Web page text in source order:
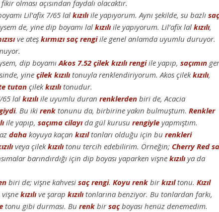
olması açısından faydalı olacaktır.
Lil’afix 7/65 lal kızılıile yapıyorum. Aynı şekilde, su bazlı saç
de, yine dip boyamı lal kızılıile yapıyorum. Lil’afix lal kızılı,
ve ateş kırmızı saç rengiile genel anlamda uyumlu duruyor.
dip boyamıAkos 7.52 çilek kızılı rengiile yapıp, saçımın
yine çilek kızılıtonuyla renklendiriyorum. Akos çilekkızılı,
tutan çilekkızılıtonudur.
65 lal kızılıile uyumlu duran renklerden biri de, Acacia
. Bu iki renk tonunu da, birbirine yakın bulmuştum. Renkler
ile yapıp, saçıma cilayıda gül kurusu rengiyle yapmıştım.
daha koyuya kaçan kızıltonları olduğu için bu renkleri
veya çilekkızılıtonu tercih edebilirim. Örneğin; Cherry Red
barındırdığı için dip boyası yaparken vişne kızılıya da
biri de; vişne kahvesi saç rengi. Koyu renk birkızıltonu. Kızıl
kızılıve şarap kızılıtonlarına benziyor. Bu tonlardan farkı,
tonu gibi durması. Bu renk birsaçboyası henüz denemedim.